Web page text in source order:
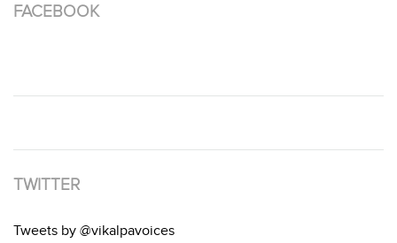
FACEBOOK
TWITTER
Tweets by @vikalpavoices